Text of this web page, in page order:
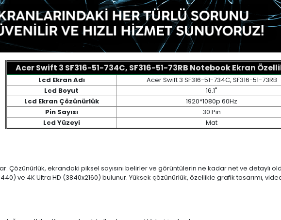
Acer Swift 3 SF316-51-734C, SF316-51-73RB Notebook Ekran
Lcd Ekran Adı
Acer Swift 3 SF316-51-734C, SF316-51-73RB
Lcd Boyut
16.1"
Lcd Ekran Çözünürlük
1920*1080p 60Hz
Pin Sayısı
30 Pin
Lcd Yüzeyi
Mat
Çözünürlük, ekrandaki piksel sayısını belirler ve görüntülerin ne kadar net ve detaylı
ve 4K Ultra HD (3840x2160) bulunur. Yüksek çözünürlük, özellikle grafik tasarımı,